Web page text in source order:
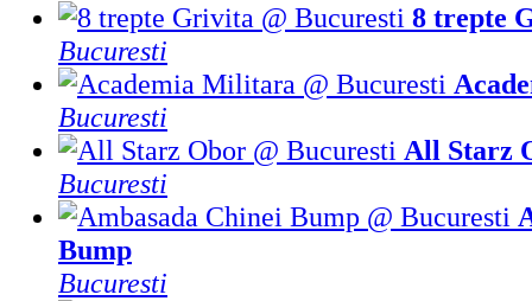
8 trepte
Bucuresti
Bucuresti
All Starz
Bucuresti
Bump
Bucuresti